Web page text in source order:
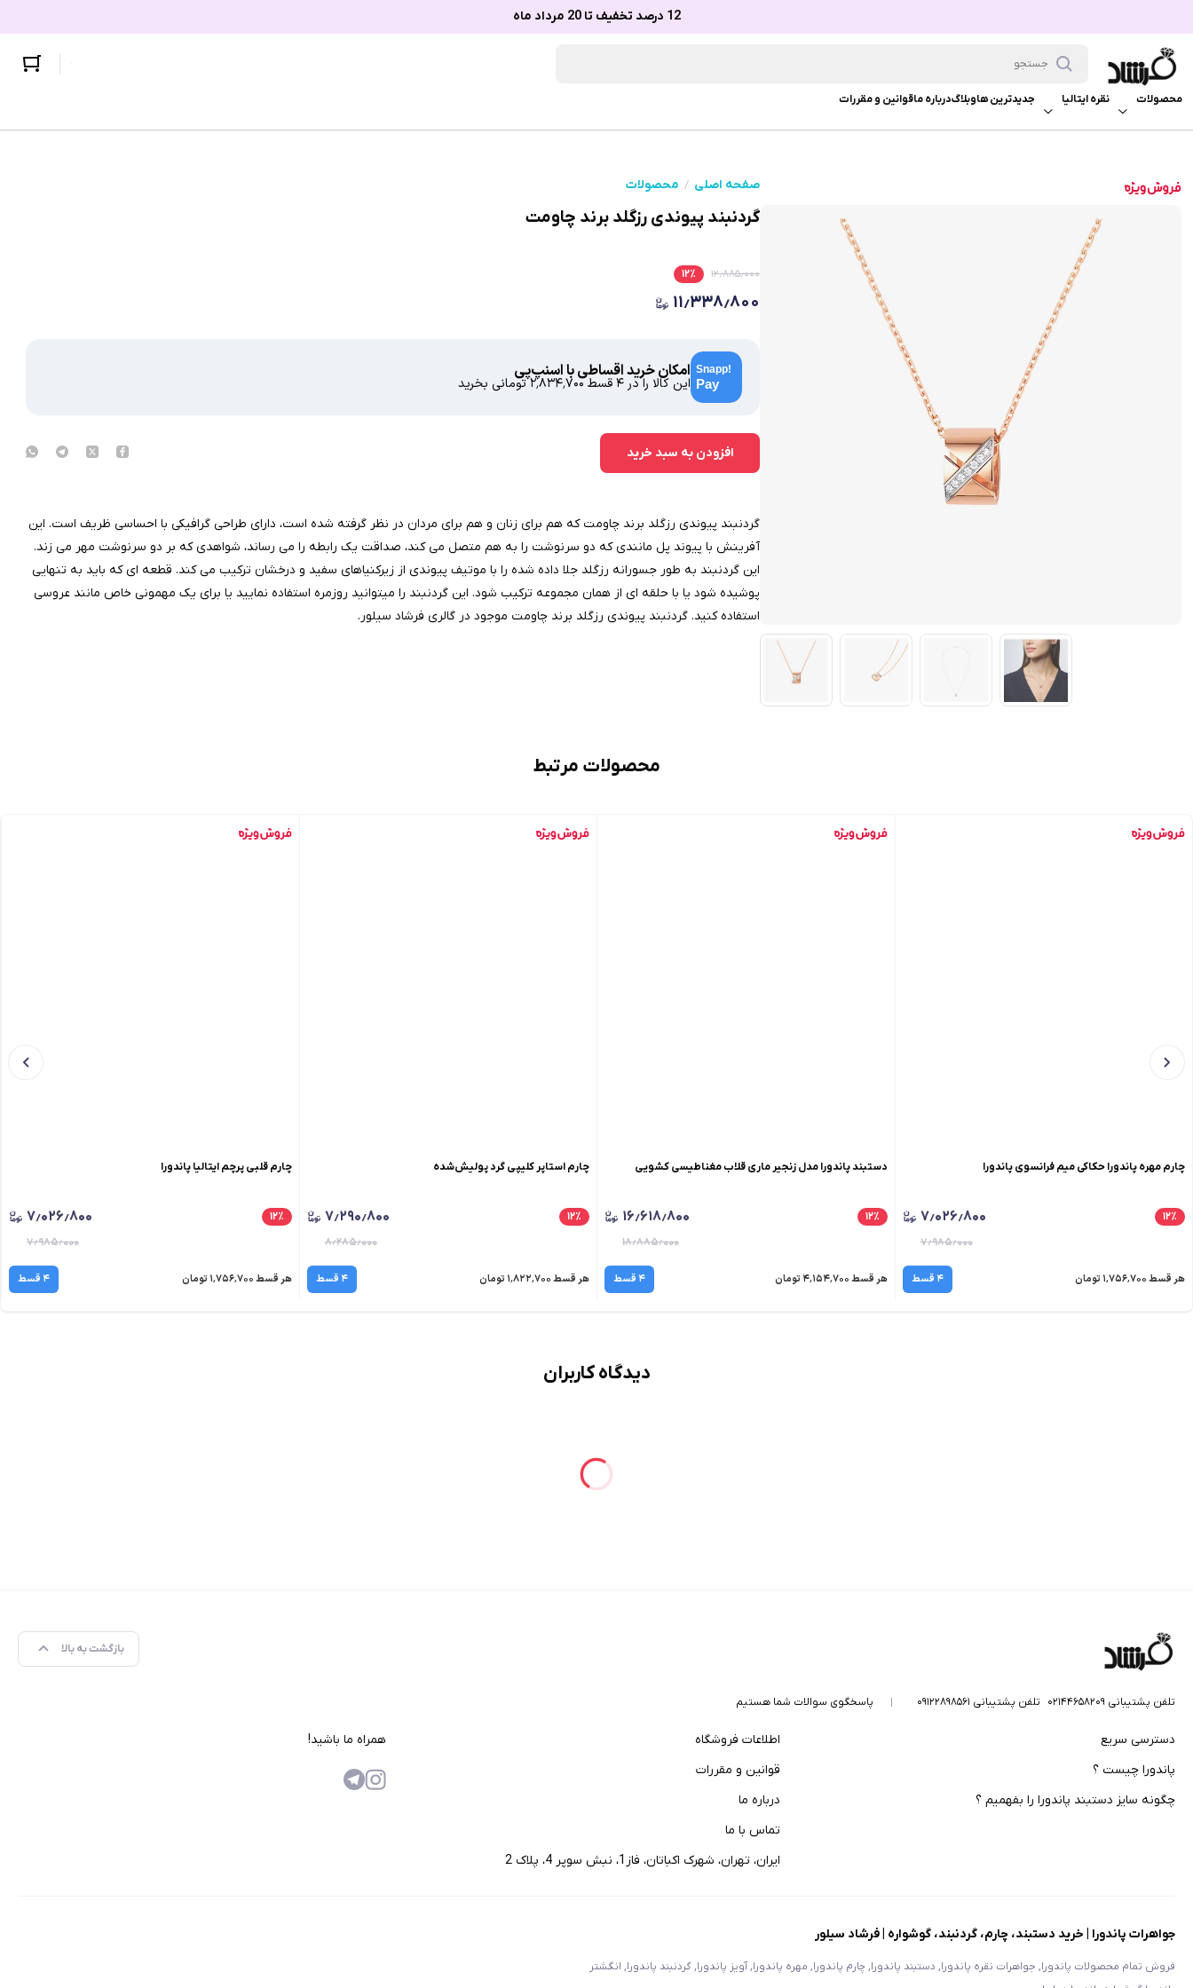
12 درصد تخفیف تا 20 مرداد ماه
محصولات نقره ایتالیا جدیدترین هاوبلاگدرباره ماقوانین و مقررات
صفحه اصلی محصولات
گردنبند پیوندی رزگلد برند چاومت
۱۲٫۸۸۵٫۰۰۰ ۱۲٪
۱۱٫۳۳۸٫۸۰۰
امکان خرید اقساطی با اسنپ‌پی
این کالا را در ۴ قسط ۲٬۸۳۴٬۷۰۰تومانی بخرید
افزودن به سبد خرید
گردنبند پیوندی رزگلد برند چاومت که هم برای زنان و هم برای مردان در نظر گرفته شده است، دارای طراحی گرافیکی با احساسی ظریف است. این
آفرینش با پیوند پل مانندی که دو سرنوشت را به هم متصل می کند، صداقت یک رابطه را می رساند، شواهدی که بر دو سرنوشت مهر می زند.
این گردنبند به طور جسورانه رزگلد جلا داده شده را با موتیف پیوندی از زیرکنیاهای سفید و درخشان ترکیب می کند. قطعه ای که باید به تنهایی
پوشیده شود یا با حلقه ای از همان مجموعه ترکیب شود. این گردنبند را میتوانید روزمره استفاده نمایید یا برای یک مهمونی خاص مانند عروسی
استفاده کنید. گردنبند پیوندی رزگلد برند چاومت موجود در گالری فرشاد سیلور.
محصولات مرتبط
چارم مهره پاندورا حکاکی میم فرانسوی پاندورا
۱۲٪ ۷٫۰۲۶٫۸۰۰
۷٫۹۸۵٫۰۰۰
هر قسط ۱٬۷۵۶٬۷۰۰ تومان ۴ قسط
دستبند پاندورا مدل زنجیر ماری قلاب مغناطیسی کشویی
۱۲٪ ۱۶٫۶۱۸٫۸۰۰
۱۸٫۸۸۵٫۰۰۰
هر قسط ۴٬۱۵۴٬۷۰۰ تومان ۴ قسط
چارم استاپر کلیپی گرد پولیش‌شده
۱۲٪ ۷٫۲۹۰٫۸۰۰
۸٫۲۸۵٫۰۰۰
هر قسط ۱٬۸۲۲٬۷۰۰ تومان ۴ قسط
چارم قلبی پرچم ایتالیا پاندورا
۱۲٪ ۷٫۰۲۶٫۸۰۰
۷٫۹۸۵٫۰۰۰
هر قسط ۱٬۷۵۶٬۷۰۰ تومان ۴ قسط
دیدگاه کاربران
بازگشت به بالا
تلفن پشتیبانی ۰۲۱۴۴۶۵۸۲۰۹ تلفن پشتیبانی ۰۹۱۲۲۸۹۸۵۶۱ پاسخگوی سوالات شما هستیم
دسترسی سریع
پاندورا چیست ؟
چگونه سایز دستبند پاندورا را بفهمیم ؟
اطلاعات فروشگاه
قوانین و مقررات
درباره ما
تماس با ما
ایران، تهران، شهرک اکباتان، فاز1، نبش سوپر 4، پلاک 2
همراه ما باشید!
جواهرات پاندورا | خرید دستبند، چارم، گردنبند، گوشواره | فرشاد سیلور
فروش تمام محصولات پاندورا, جواهرات نقره پاندورا, دستبند پاندورا, چارم پاندورا, مهره پاندورا, آویز پاندورا, گردنبند پاندورا, انگشتر